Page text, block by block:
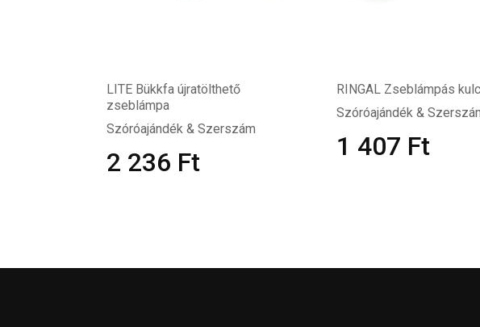
LITE Bükkfa újratölthető
zseblámpa
Szóróajándék & Szerszám
2 236 Ft
RINGAL Zseblámpás
Szóróajándék &
1 407 Ft